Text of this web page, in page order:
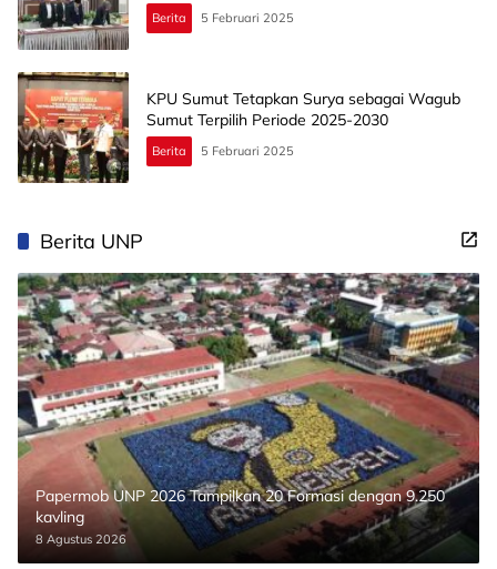
Berita 5 Februari 2025
KPU Sumut Tetapkan Surya sebagai Wagub
Sumut Terpilih Periode 2025-2030
Berita 5 Februari 2025
Berita UNP
Papermob UNP 2026 Tampilkan 20 Formasi dengan 9.250
kavling
8 Agustus 2026